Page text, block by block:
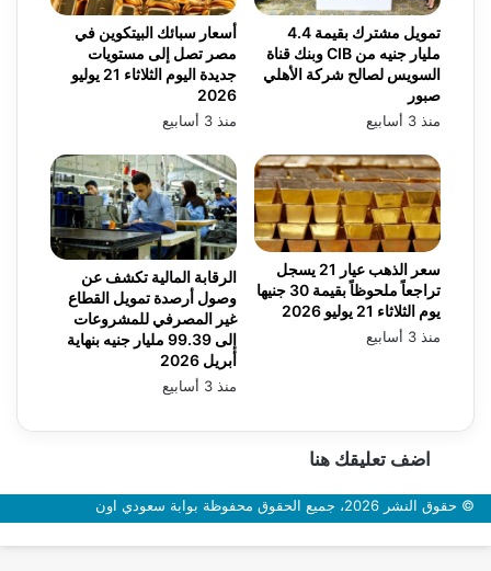
أسعار سبائك البيتكوين في
مصر تصل إلى مستويات
جديدة اليوم الثلاثاء 21 يوليو
2026
منذ 3 أسابيع
تمويل مشترك بقيمة 4.4
مليار جنيه من CIB وبنك قناة
السويس لصالح شركة الأهلي
صبور
منذ 3 أسابيع
الرقابة المالية تكشف عن
وصول أرصدة تمويل القطاع
غير المصرفي للمشروعات
إلى 99.39 مليار جنيه بنهاية
أبريل 2026
منذ 3 أسابيع
سعر الذهب عيار 21 يسجل
تراجعاً ملحوظاً بقيمة 30 جنيها
يوم الثلاثاء 21 يوليو 2026
منذ 3 أسابيع
اضف تعليقك هنا
© حقوق النشر 2026، جميع الحقوق محفوظة بوابة سعودي اون